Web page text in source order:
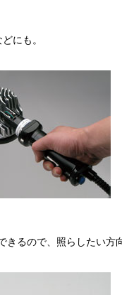
にも。
きるので、照らしたい方